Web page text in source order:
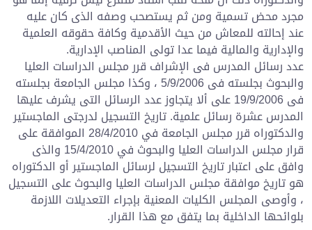
مجرد محض تسمية ومن ثم يستصحب وصفه الذى كان عليه
عند إحالته للمعاش من حيث الأقدمية وكافة حقوقه العلمية
والإدارية والمالية فيما عدا تولى المناصب الإدارية.
عدد رسائل المدرس فى الإشراف قرر مجلس الدراسات العليا
والبحوث بجلسته فى 5/9/2006 ، وكذا مجلس الجامعة بجلسته
فى 19/9/2006 على ألا يتجاوز عدد الرسائل التى يشرف عليها
المدرس عشرة رسائل علمية. تاريخ التسجيل لدرجتى الماجستير
والدكتوراه قرر مجلس الجامعة في 28/4/2010 الموافقة على
قرار مجلس الدراسات العليا والبحوث في 15/4/2010 والذى
وافق على اعتبار تاريخ التسجيل لرسائل الماجستير أو الدكتوراه
هو تاريخ موافقة مجلس الدراسات العليا والبحوث على التسجيل
، وأوصى المجلس الكليات المعنية بإجراء التعديلات اللازمة
بلوائحها الداخلية بما يتفق مع هذا القرار.